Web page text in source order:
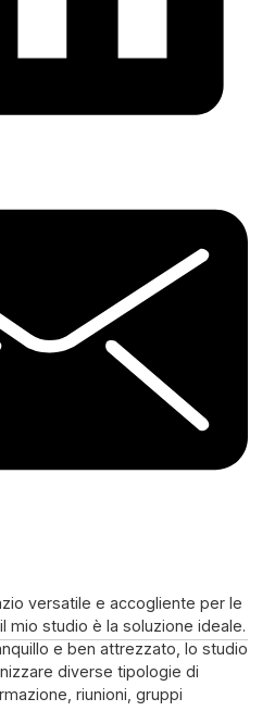
versatile e accogliente per le
mio studio è la soluzione ideale.
e ben attrezzato, lo studio
diverse tipologie di
riunioni, gruppi